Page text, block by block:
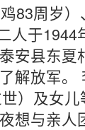
83周岁）
人于1944
安县东夏
解放军。
）及女
想与亲人